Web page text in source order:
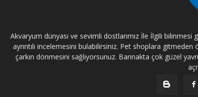
Akvaryum dünyası ve sevimli dostlarımız İle İlgili
ayrıntılı incelemesini bulabilirsiniz. Pet shoplara
çarkın dönmesini sağlıyorsunuz. Barınakta çok güzel